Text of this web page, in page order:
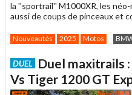
la ''sportrail'' M1000XR, les
aussi de coups de pinceaux et
Nouveautés 2025 Motos
DUEL
Duel maxitrails
Vs Tiger 1200 GT